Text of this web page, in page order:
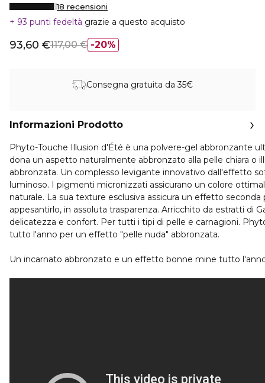
18 recensioni
93 punti fedeltà grazie a questo acquisto
20%
93,60 €117,00 €
Consegna gratuita da 35€
Informazioni Prodotto
Phyto-Touche Illusion d'Été è una polvere-gel abbronzante
dona un aspetto naturalmente abbronzato alla pelle chiara o
abbronzata. Un complesso levigante innovativo dall'effetto
luminoso. I pigmenti micronizzati assicurano un colore
naturale. La sua texture esclusiva assicura un effetto
appesantirlo, in assoluta trasparenza. Arricchito da estratti di
delicatezza e confort. Per tutti i tipi di pelle e carnagioni.
tutto l'anno per un effetto "pelle nuda" abbronzata.
Un incarnato abbronzato e un effetto bonne mine tutto